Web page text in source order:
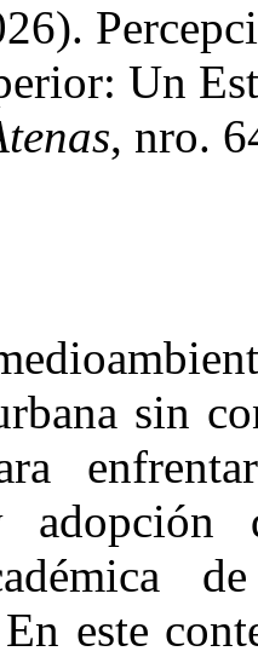
Un
, nro.
sin
adopción
este